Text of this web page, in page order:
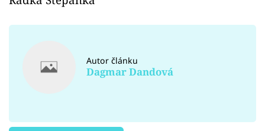
Autor článku
Dagmar Dandová